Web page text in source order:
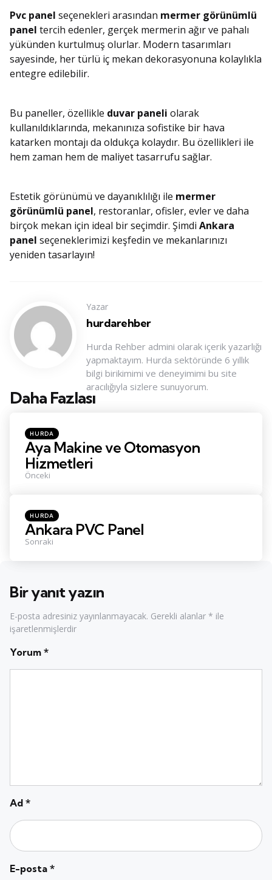
Pvc panel seçenekleri arasından mermer görünümlü
panel tercih edenler, gerçek mermerin ağır ve pahalı
yükünden kurtulmuş olurlar. Modern tasarımları
sayesinde, her türlü iç mekan dekorasyonuna kolaylıkla
entegre edilebilir.
Bu paneller, özellikle duvar paneli olarak
kullanıldıklarında, mekanınıza sofistike bir hava
katarken montajı da oldukça kolaydır. Bu özellikleri ile
hem zaman hem de maliyet tasarrufu sağlar.
Estetik görünümü ve dayanıklılığı ile mermer
görünümlü panel, restoranlar, ofisler, evler ve daha
birçok mekan için ideal bir seçimdir. Şimdi Ankara
panel seçeneklerimizi keşfedin ve mekanlarınızı
yeniden tasarlayın!
Yazar
hurdarehber
Hurda Rehber admini olarak içerik yazarlığı
yapmaktayım. Hurda sektöründe 6 yıllık
bilgi birikimimi ve deneyimimi bu site
aracılığıyla sizlere sunuyorum.
Daha Fazlası
Konu
Posted
in
HURDA
Aya Makine ve Otomasyon
Hizmetleri
Önceki
Posted
in
HURDA
Ankara PVC Panel
Sonraki
Bir yanıt yazın
E-posta adresiniz yayınlanmayacak. Gerekli alanlar * ile
işaretlenmişlerdir
Yorum *
Ad *
E-posta *